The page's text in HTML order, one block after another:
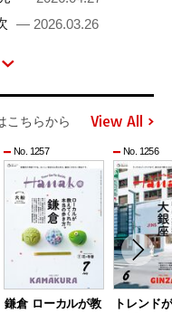
— 2026.03.26
こちらから View All
No. 1257
鎌倉 ローカルが教
No. 1256
トレンド